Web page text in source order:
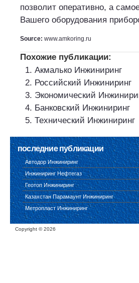
позволит оперативно, а
Вашего оборудования
Source: www.amkoring.ru
Похожие публикации:
Акмалько Инжиниринг
Российский Инжиниринг
Экономический
Банковский Инжиниринг
Технический Инжиниринг
последние публикации
Автодор Инжиниринг
Инжиниринг Нефтегаз
Геотоп Инжиниринг
Казахстан Парамаунт Инжиниринг
Метропласт Инжиниринг
Copyright ©2026